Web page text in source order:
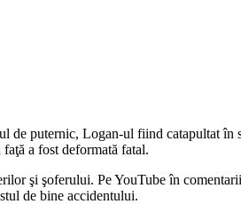
puternic, Logan-ul fiind catapultat în
a fost deformată fatal.
şi şoferului. Pe YouTube în
de bine accidentului.